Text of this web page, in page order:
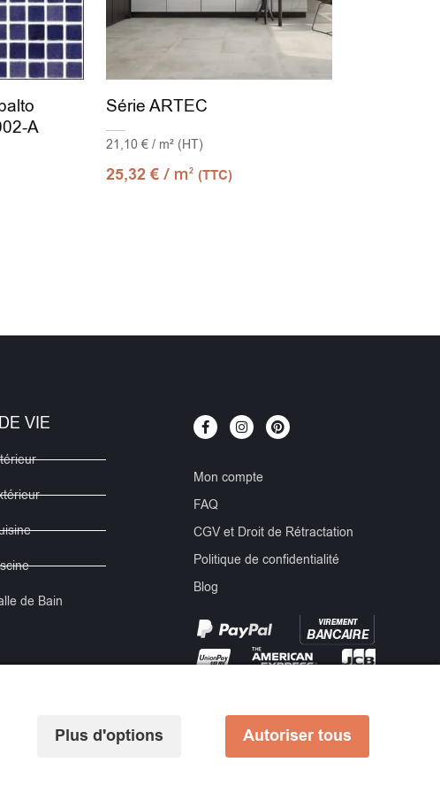
A
Série ARTEC
21,10 € / m² (HT)
25,32€/ m2 (TTC)
VIE
de Bain
Mon compte
FAQ
CGV et Droit de Rétractation
Politique de confidentialité
Blog
Plus d'options Autoriser tous